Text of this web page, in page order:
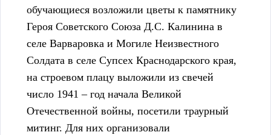
обучающиеся возложили цветы к памятнику
Героя Советского Союза Д.С. Калинина в
селе Варваровка и Могиле Неизвестного
Солдата в селе Супсех Краснодарского края,
на строевом плацу выложили из свечей
число 1941 – год начала Великой
Отечественной войны, посетили траурный
митинг. Для них организовали